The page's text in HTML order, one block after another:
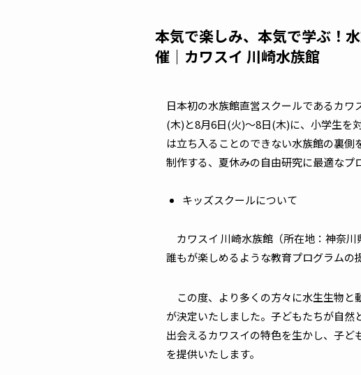
本気で楽しみ、本気で学ぶ！
催｜カワスイ 川崎水族館
日本初の水族館直営スクールであるカ
(木)と8月6日(火)～8日(木)に、小学生を
は立ち入ることのできない水族館の裏
制作する、夏休みの自由研究に最適なプ
キッズスクールについて
カワスイ 川崎水族館（所在地：神奈川
誰もが楽しめるような教育プログラムの
この度、より多くの方々に水生生物と
が決定いたしました。子どもたちが自
出会えるカワスイの特色を生かし、子
を提供いたします。